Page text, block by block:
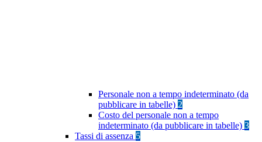
Personale non a tempo indeterminato (da
pubblicare in tabelle) 2
Costo del personale non a tempo
indeterminato (da pubblicare in tabelle) 3
Tassi di assenza 5